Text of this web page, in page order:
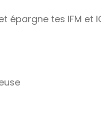
épargne tes IFM et